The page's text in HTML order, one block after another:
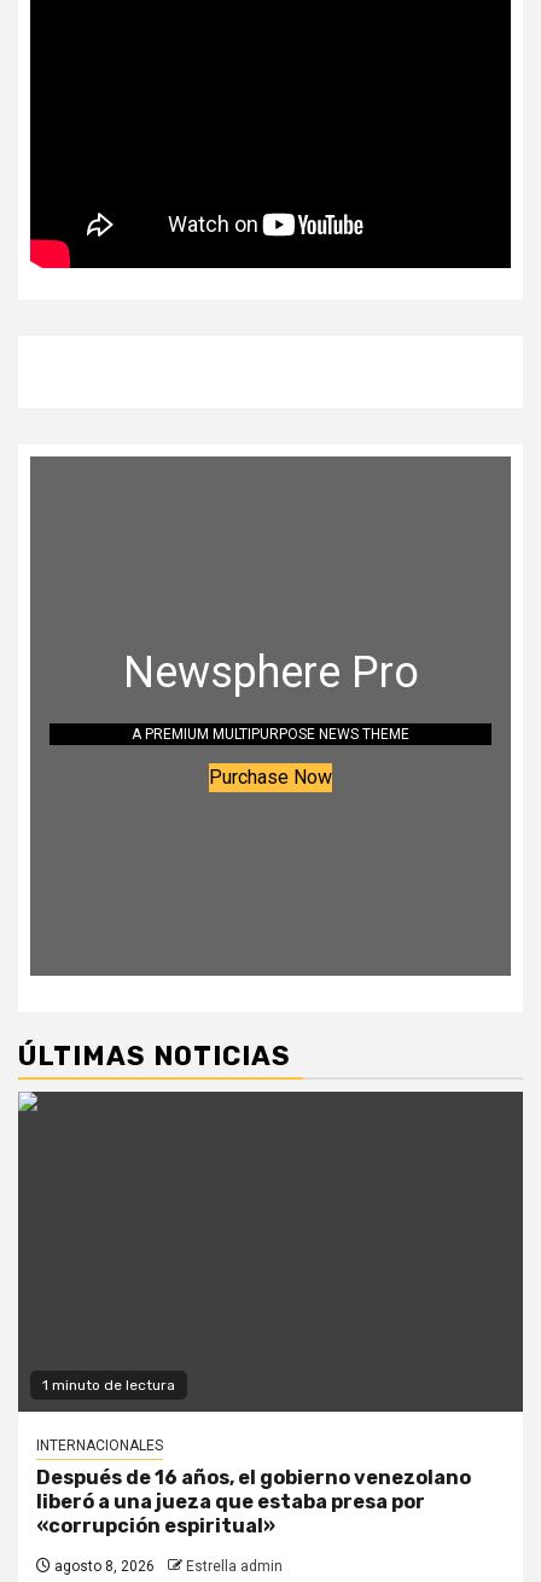
Newsphere Pro
A PREMIUM MULTIPURPOSE NEWS THEME
Purchase Now
ÚLTIMAS NOTICIAS
1 minuto de lectura
INTERNACIONALES
Después de 16 años, el gobierno venezolano
liberó a una jueza que estaba presa por
«corrupción espiritual»
agosto 8, 2026 Estrella admin